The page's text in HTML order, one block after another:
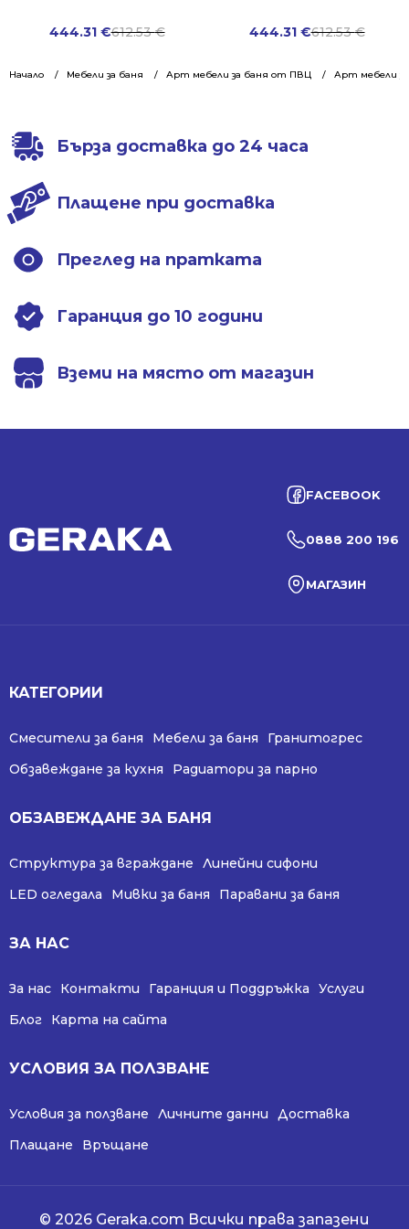
Начало Мебели за баня Арт мебели за баня от ПВЦ Арт мебели
612.53€
Original
was:
444.31 €
Current
is:
612.53€
Original
was:
444.31 €
Current
is:
Бърза доставка до 24 часа
Плащене при доставка
Преглед на пратката
Гаранция до 10 години
Вземи на място от магазин
FACEBOOK
0888 200 196
МАГАЗИН
КАТЕГОРИИ
Смесители за баня Мебели за баня
Гранитогрес
Обзавеждане за кухня
Радиатори за парно
ОБЗАВЕЖДАНЕ ЗА БАНЯ
Структура за вграждане
Линейни сифони
LED огледала
Мивки за баня Паравани за баня
ЗА НАС
За нас Контакти Гаранция и Поддръжка
Услуги
Блог
Карта на сайта
УСЛОВИЯ ЗА ПОЛЗВАНЕ
Условия за ползване Личните данни
Доставка
Плащане
Връщане
© 2026 Geraka.com Всички права запазени